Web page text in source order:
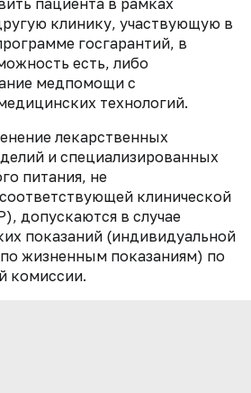
клинику, участвующую в
госгарантий, в
есть, либо
медпомощи с
технологий.
лекарственных
и специализированных
питания, не
клинической
допускаются в случае
показаний (индивидуальной
жизненным показаниям) по
комиссии.